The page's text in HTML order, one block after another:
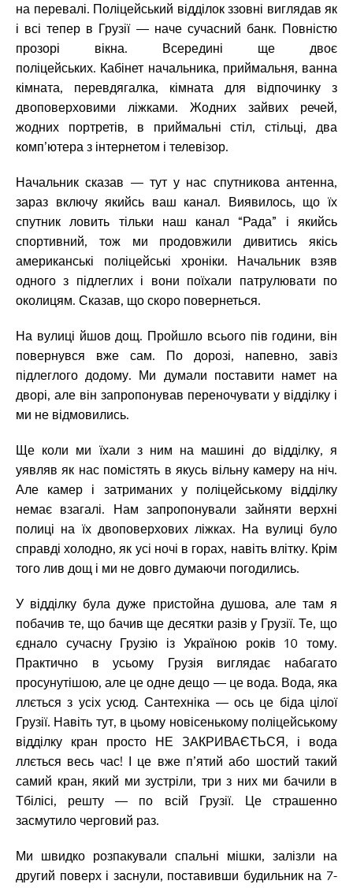
на перевалі. Поліцейський відділок ззовні виглядав як
і всі тепер в Грузії — наче сучасний банк. Повністю
прозорі вікна. Всередині ще двоє
поліцейських. Кабінет начальника, приймальня, ванна
кімната, перевдягалка, кімната для відпочинку з
двоповерховими ліжками. Жодних зайвих речей,
жодних портретів, в приймальні стіл, стільці, два
комп’ютера з інтернетом і телевізор.
Начальник сказав — тут у нас спутникова антенна,
зараз включу якийсь ваш канал. Виявилось, що їх
спутник ловить тільки наш канал “Рада” і якийсь
спортивний, тож ми продовжили дивитись якісь
американські поліцейські хроніки. Начальник взяв
одного з підлеглих і вони поїхали патрулювати по
околицям. Сказав, що скоро повернеться.
На вулиці йшов дощ. Пройшло всього пів години, він
повернувся вже сам. По дорозі, напевно, завіз
підлеглого додому. Ми думали поставити намет на
дворі, але він запропонував переночувати у відділку і
ми не відмовились.
Ще коли ми їхали з ним на машині до відділку, я
уявляв як нас помістять в якусь вільну камеру на ніч.
Але камер і затриманих у поліцейському відділку
немає взагалі. Нам запропонували зайняти верхні
полиці на їх двоповерхових ліжках. На вулиці було
справді холодно, як усі ночі в горах, навіть влітку. Крім
того лив дощ і ми не довго думаючи погодились.
У відділку була дуже пристойна душова, але там я
побачив те, що бачив ще десятки разів у Грузії. Те, що
єднало сучасну Грузію із Україною років 10 тому.
Практично в усьому Грузія виглядає набагато
просунутішою, але це одне дещо — це вода. Вода, яка
ллється з усіх усюд. Сантехніка — ось це біда цілої
Грузії. Навіть тут, в цьому новісенькому поліцейському
відділку кран просто НЕ ЗАКРИВАЄТЬСЯ, і вода
ллється весь час! І це вже п’ятий або шостий такий
самий кран, який ми зустріли, три з них ми бачили в
Тбілісі, решту — по всій Грузії. Це страшенно
засмутило черговий раз.
Ми швидко розпакували спальні мішки, залізли на
другий поверх і заснули, поставивши будильник на 7-